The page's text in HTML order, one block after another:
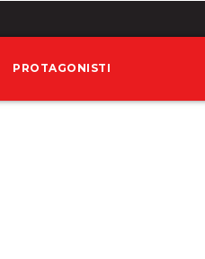
PROTAGONISTI